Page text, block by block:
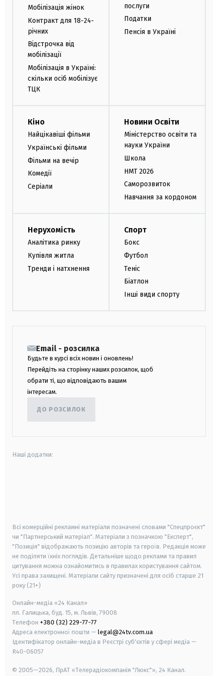
Мобілізація жінок
Контракт для 18-24-
річних
Відстрочка від
мобілізації
Мобілізація в Україні:
скільки осіб мобілізує
ТЦК
послуги
Податки
Пенсія в Україні
Кіно
Найцікавіші фільми
Українські фільми
Фільми на вечір
Комедії
Серіали
Новини Освіти
Міністерство освіти та
науки України
Школа
НМТ 2026
Саморозвиток
Навчання за кордоном
Нерухомість
Аналітика ринку
Купівля житла
Тренди і натхнення
Спорт
Бокс
Футбол
Теніс
Біатлон
Інші види спорту
Email - розсилка
Будьте в курсі всіх новин і оновлень!
Перейдіть на сторінку наших розсилок, щоб
обрати ті, що відповідають вашим
інтересам.
ДО РОЗСИЛОК
Наші додатки:
Всі комерційні рекламні матеріали позначені словами "Спецпроєкт"
чи "Партнерський матеріал". Матеріали з позначкою "Експерт",
"Позиція" відображають позицію авторів та героїв. Редакція може
не поділяти їхніх поглядів. Детальніше щодо реклами та правил
цитування можна ознайомитись в правилах користування сайтом.
Усі права захищені. Матеріали сайту призначені для осіб старше 21
року (21+)
Онлайн-медіа «24 Канал»
пл. Галицька, буд. 15, м. Львів, 79008
Телефон +380 (32) 229-77-77
Адреса електронної пошти — legal@24tv.com.ua
Ідентифікатор онлайн-медіа в Реєстрі суб'єктів у сфері медіа —
R40-06057
© 2005—2026, ПрАТ «Телерадіокомпанія "Люкс"», 24 Канал.